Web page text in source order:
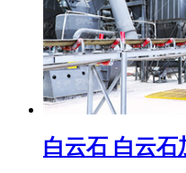
白云石 白云石